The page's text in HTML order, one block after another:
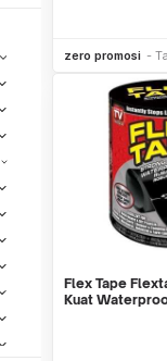
zero promosi
Flex Tape
Kuat